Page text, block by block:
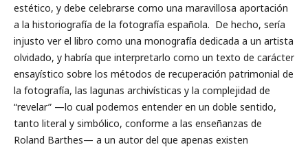
estético, y debe celebrarse como una maravillosa aportación
a la historiografía de la fotografía española. De hecho, sería
injusto ver el libro como una monografía dedicada a un artista
olvidado, y habría que interpretarlo como un texto de carácter
ensayístico sobre los métodos de recuperación patrimonial de
la fotografía, las lagunas archivísticas y la complejidad de
“revelar” —lo cual podemos entender en un doble sentido,
tanto literal y simbólico, conforme a las enseñanzas de
Roland Barthes— a un autor del que apenas existen